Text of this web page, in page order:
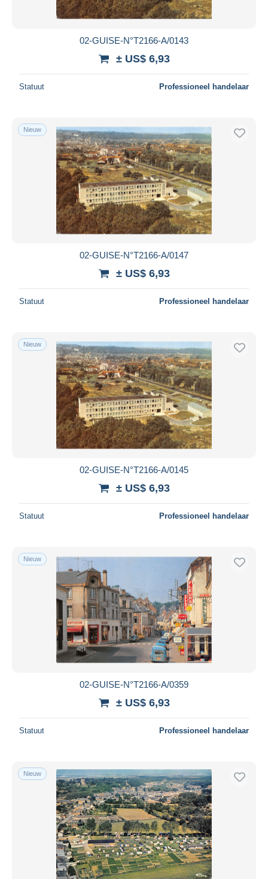
02-GUISE-N°T2166-A/0143
± US$ 6,93
Statuut Professioneel handelaar
Nieuw
02-GUISE-N°T2166-A/0147
± US$ 6,93
Statuut Professioneel handelaar
Nieuw
02-GUISE-N°T2166-A/0145
± US$ 6,93
Statuut Professioneel handelaar
Nieuw
02-GUISE-N°T2166-A/0359
± US$ 6,93
Statuut Professioneel handelaar
Nieuw